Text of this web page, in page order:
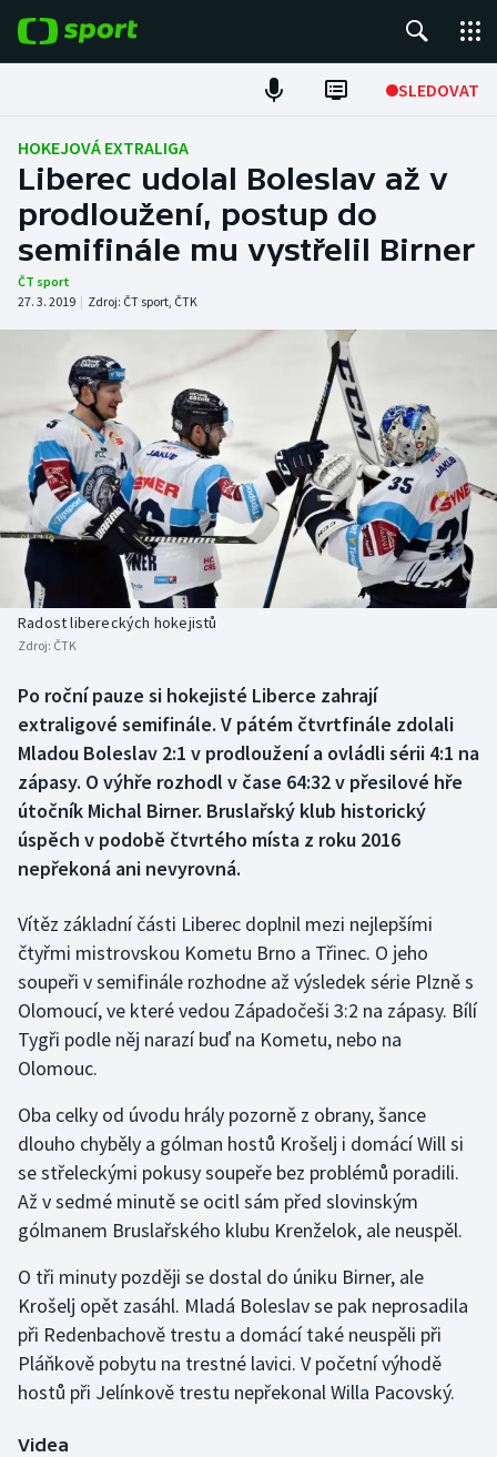
SLEDOVAT
Fotbal
Hokej
Tenis
Atletika
Cyklistika
DALŠÍ SPORTY
Americký fotbal
Baseball a softbal
Biatlon
Box
Curling
Dostihy
Florbal
Futsal
Golf
Gymnastika
Jezdectví
Judo
Lezení
Lyže a snowboard
NEPŘEHLÉDNĚTE
Soutěže
Historické návraty
Aplikace ČT sport
HOKEJOVÁ EXTRALIGA
Liberec udolal Boleslav až v
prodloužení, postup do
semifinále mu vystřelil Birner
ČT sport
27. 3. 2019 | Zdroj: ČT sport, ČTK
Radost libereckých hokejistů
Zdroj: ČTK
Po roční pauze si hokejisté Liberce zahrají
extraligové semifinále. V pátém čtvrtfinále zdolali
Mladou Boleslav 2:1 v prodloužení a ovládli sérii 4:1 na
zápasy. O výhře rozhodl v čase 64:32 v přesilové hře
útočník Michal Birner. Bruslařský klub historický
úspěch v podobě čtvrtého místa z roku 2016
nepřekoná ani nevyrovná.
Vítěz základní části Liberec doplnil mezi nejlepšími
čtyřmi mistrovskou Kometu Brno a Třinec. O jeho
soupeři v semifinále rozhodne až výsledek série Plzně s
Olomoucí, ve které vedou Západočeši 3:2 na zápasy. Bílí
Tygři podle něj narazí buď na Kometu, nebo na
Olomouc.
Oba celky od úvodu hrály pozorně z obrany, šance
dlouho chyběly a gólman hostů Krošelj i domácí Will si
se střeleckými pokusy soupeře bez problémů poradili.
Až v sedmé minutě se ocitl sám před slovinským
gólmanem Bruslařského klubu Krenželok, ale neuspěl.
O tři minuty později se dostal do úniku Birner, ale
Krošelj opět zasáhl. Mladá Boleslav se pak neprosadila
při Redenbachově trestu a domácí také neuspěli při
Pláňkově pobytu na trestné lavici. V početní výhodě
hostů při Jelínkově trestu nepřekonal Willa Pacovský.
Videa